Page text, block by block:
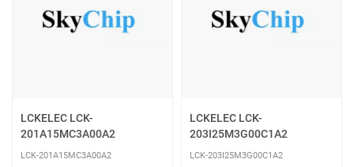
LCKELEC LCK-
201A15MC3A00A2
LCK-201A15MC3A00A2
LCKELEC LCK-
203I25M3G00C1A2
LCK-203I25M3G00C1A2